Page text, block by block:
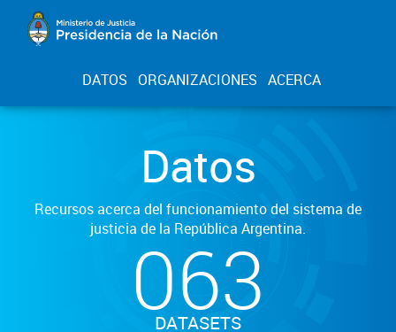
DATOS ORGANIZACIONES ACERCA
Datos
Recursos acerca del funcionamiento del sistema de
justicia de la República Argentina.
063
DATASETS